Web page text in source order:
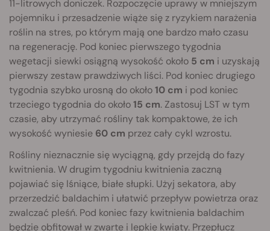
11-litrowych doniczek. Rozpoczęcie uprawy w mniejszym
pojemniku i przesadzenie wiąże się z ryzykiem narażenia
roślin na stres, po którym mają one bardzo mało czasu
na regenerację. Pod koniec pierwszego tygodnia
wegetacji siewki osiągną wysokość około 5 cm i uzyskają
pierwszy zestaw prawdziwych liści. Pod koniec drugiego
tygodnia szybko urosną do około10 cm i pod koniec
trzeciego tygodnia do około15 cm. Zastosuj LST w tym
czasie, aby utrzymać rośliny tak kompaktowe, że ich
wysokość wyniesie 60 cm przez cały cykl wzrostu.
Rośliny nieznacznie się wyciągną, gdy przejdą do fazy
kwitnienia. W drugim tygodniu kwitnienia zaczną
pojawiać się lśniące, białe słupki. Użyj sekatora, aby
przerzedzić baldachim i ułatwić przepływ powietrza oraz
zwalczać pleśń. Pod koniec fazy kwitnienia baldachim
będzie obfitował w zwarte i lepkie kwiaty. Przepłucz